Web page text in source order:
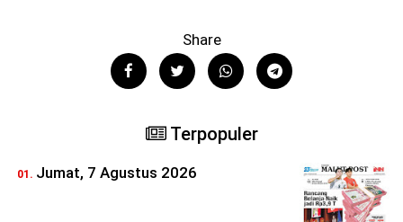
Share
Terpopuler
Jumat, 7 Agustus 2026